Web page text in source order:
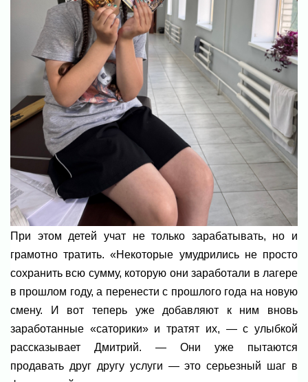
При этом детей учат не только зарабатывать, но и
грамотно тратить. «Некоторые умудрились не просто
сохранить всю сумму, которую они заработали в лагере
в прошлом году, а перенести с прошлого года на новую
смену. И вот теперь уже добавляют к ним вновь
заработанные «саторики» и тратят их, — с улыбкой
рассказывает Дмитрий. — Они уже пытаются
продавать друг другу услуги — это серьезный шаг в